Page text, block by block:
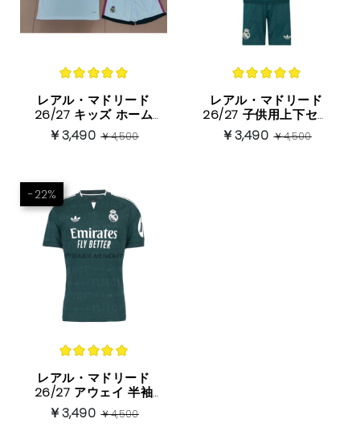
レアル・マドリード
26/27 キッズ ホーム
ユニフォーム（HPロゴ
入り）
￥3,490￥4,500
レアル・マドリード
26/27 子供用上下セッ
ト アウェイ（HPロゴ
入り）
￥3,490￥4,500
-22%
レアル・マドリード
26/27 アウェイ 半袖
（HPロゴ入り）
￥3,490￥4,500